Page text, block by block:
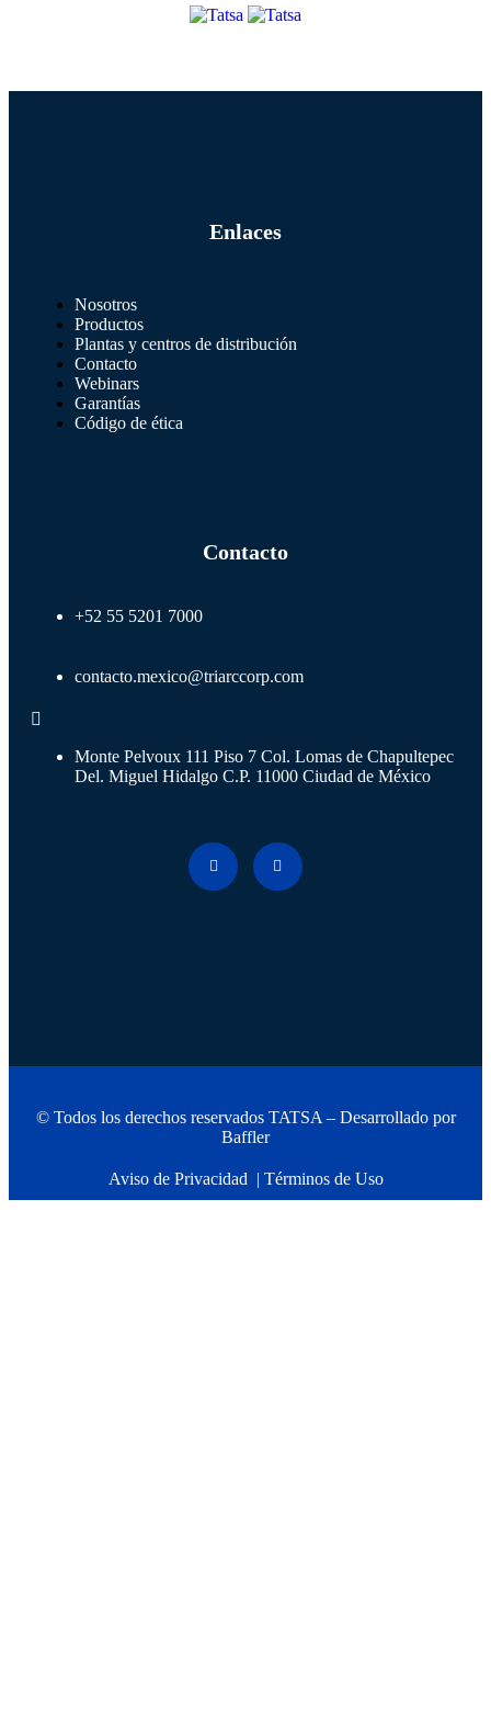
Enlaces
Nosotros
Productos
Plantas y centros de distribución
Contacto
Webinars
Garantías
Código de ética
Contacto
+52 55 5201 7000
contacto.mexico@triarccorp.com
Monte Pelvoux 111 Piso 7 Col. Lomas de Chapultepec
Del. Miguel Hidalgo C.P. 11000 Ciudad de México
© Todos los derechos reservados TATSA – Desarrollado por
Baffler
Aviso de Privacidad | Términos de Uso